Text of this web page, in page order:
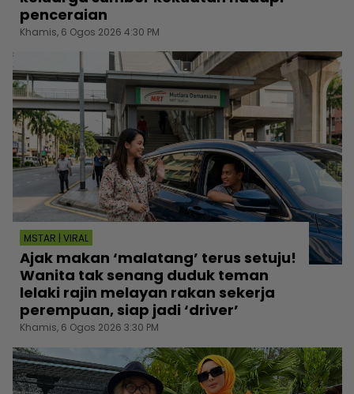
penceraian
Khamis, 6 Ogos 2026 4:30 PM
MSTAR | VIRAL
Ajak makan ‘malatang’ terus setuju!
Wanita tak senang duduk teman
lelaki rajin melayan rakan sekerja
perempuan, siap jadi ‘driver’
Khamis, 6 Ogos 2026 3:30 PM